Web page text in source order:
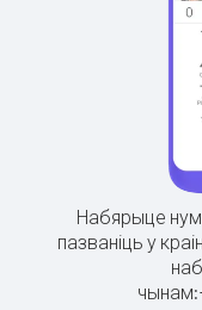
Набярыце
пазваніць у
чынам: